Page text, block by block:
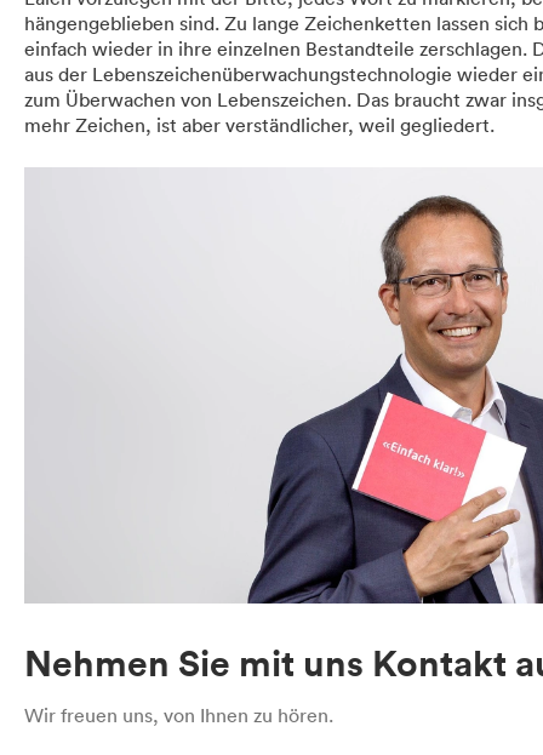
hängengeblieben sind. Zu lange Zeichenketten lassen sich
einfach wieder in ihre einzelnen Bestandteile zerschlagen.
aus der Lebenszeichenüberwachungstechnologie wieder
zum Überwachen von Lebenszeichen. Das braucht zwar
mehr Zeichen, ist aber verständlicher, weil gegliedert.
Nehmen Sie mit uns Kontakt
Wir freuen uns, von Ihnen zu hören.